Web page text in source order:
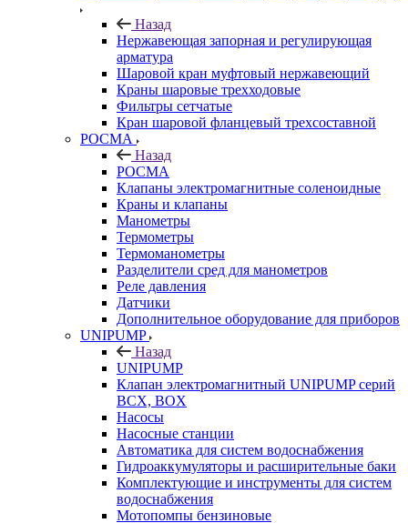
Назад
Нержавеющая запорная и регулирующая
арматура
Шаровой кран муфтовый нержавеющий
Краны шаровые трехходовые
Фильтры сетчатые
Кран шаровой фланцевый трехсоставной
РОСМА
Назад
РОСМА
Клапаны электромагнитные соленоидные
Краны и клапаны
Манометры
Термометры
Термоманометры
Разделители сред для манометров
Реле давления
Датчики
Дополнительное оборудование для приборов
UNIPUMP
Назад
UNIPUMP
Клапан электромагнитный UNIPUMP серий
BCX, BOX
Насосы
Насосные станции
Автоматика для систем водоснабжения
Гидроаккумуляторы и расширительные баки
Комплектующие и инструменты для систем
водоснабжения
Мотопомпы бензиновые